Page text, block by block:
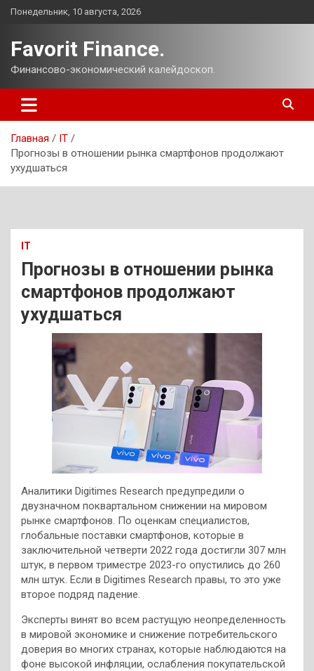
Перейти
Понедельник, 10 августа, 2026
Favorit Finance.
Финансово-экономический калейдоскоп.
Главная
IT
Прогнозы в отношении рынка смартфонов продолжают
ухудшаться
IT
Прогнозы в отношении рынка
смартфонов продолжают
ухудшаться
Аналитики Digitimes Research предупредили о
двузначном поквартальном снижении на мировом
рынке смартфонов. По оценкам специалистов,
глобальные поставки смартфонов, которые в
заключительной четверти 2022 года достигли 307 млн
штук, в первом триместре 2023-го опустились до 260
млн штук. Если в Digitimes Research правы, то это уже
второе подряд падение.
Эксперты винят во всем растущую неопределенность
в мировой экономике и снижение потребительского
доверия во многих странах, которые наблюдаются на
фоне высокой инфляции, ослабления покупательской